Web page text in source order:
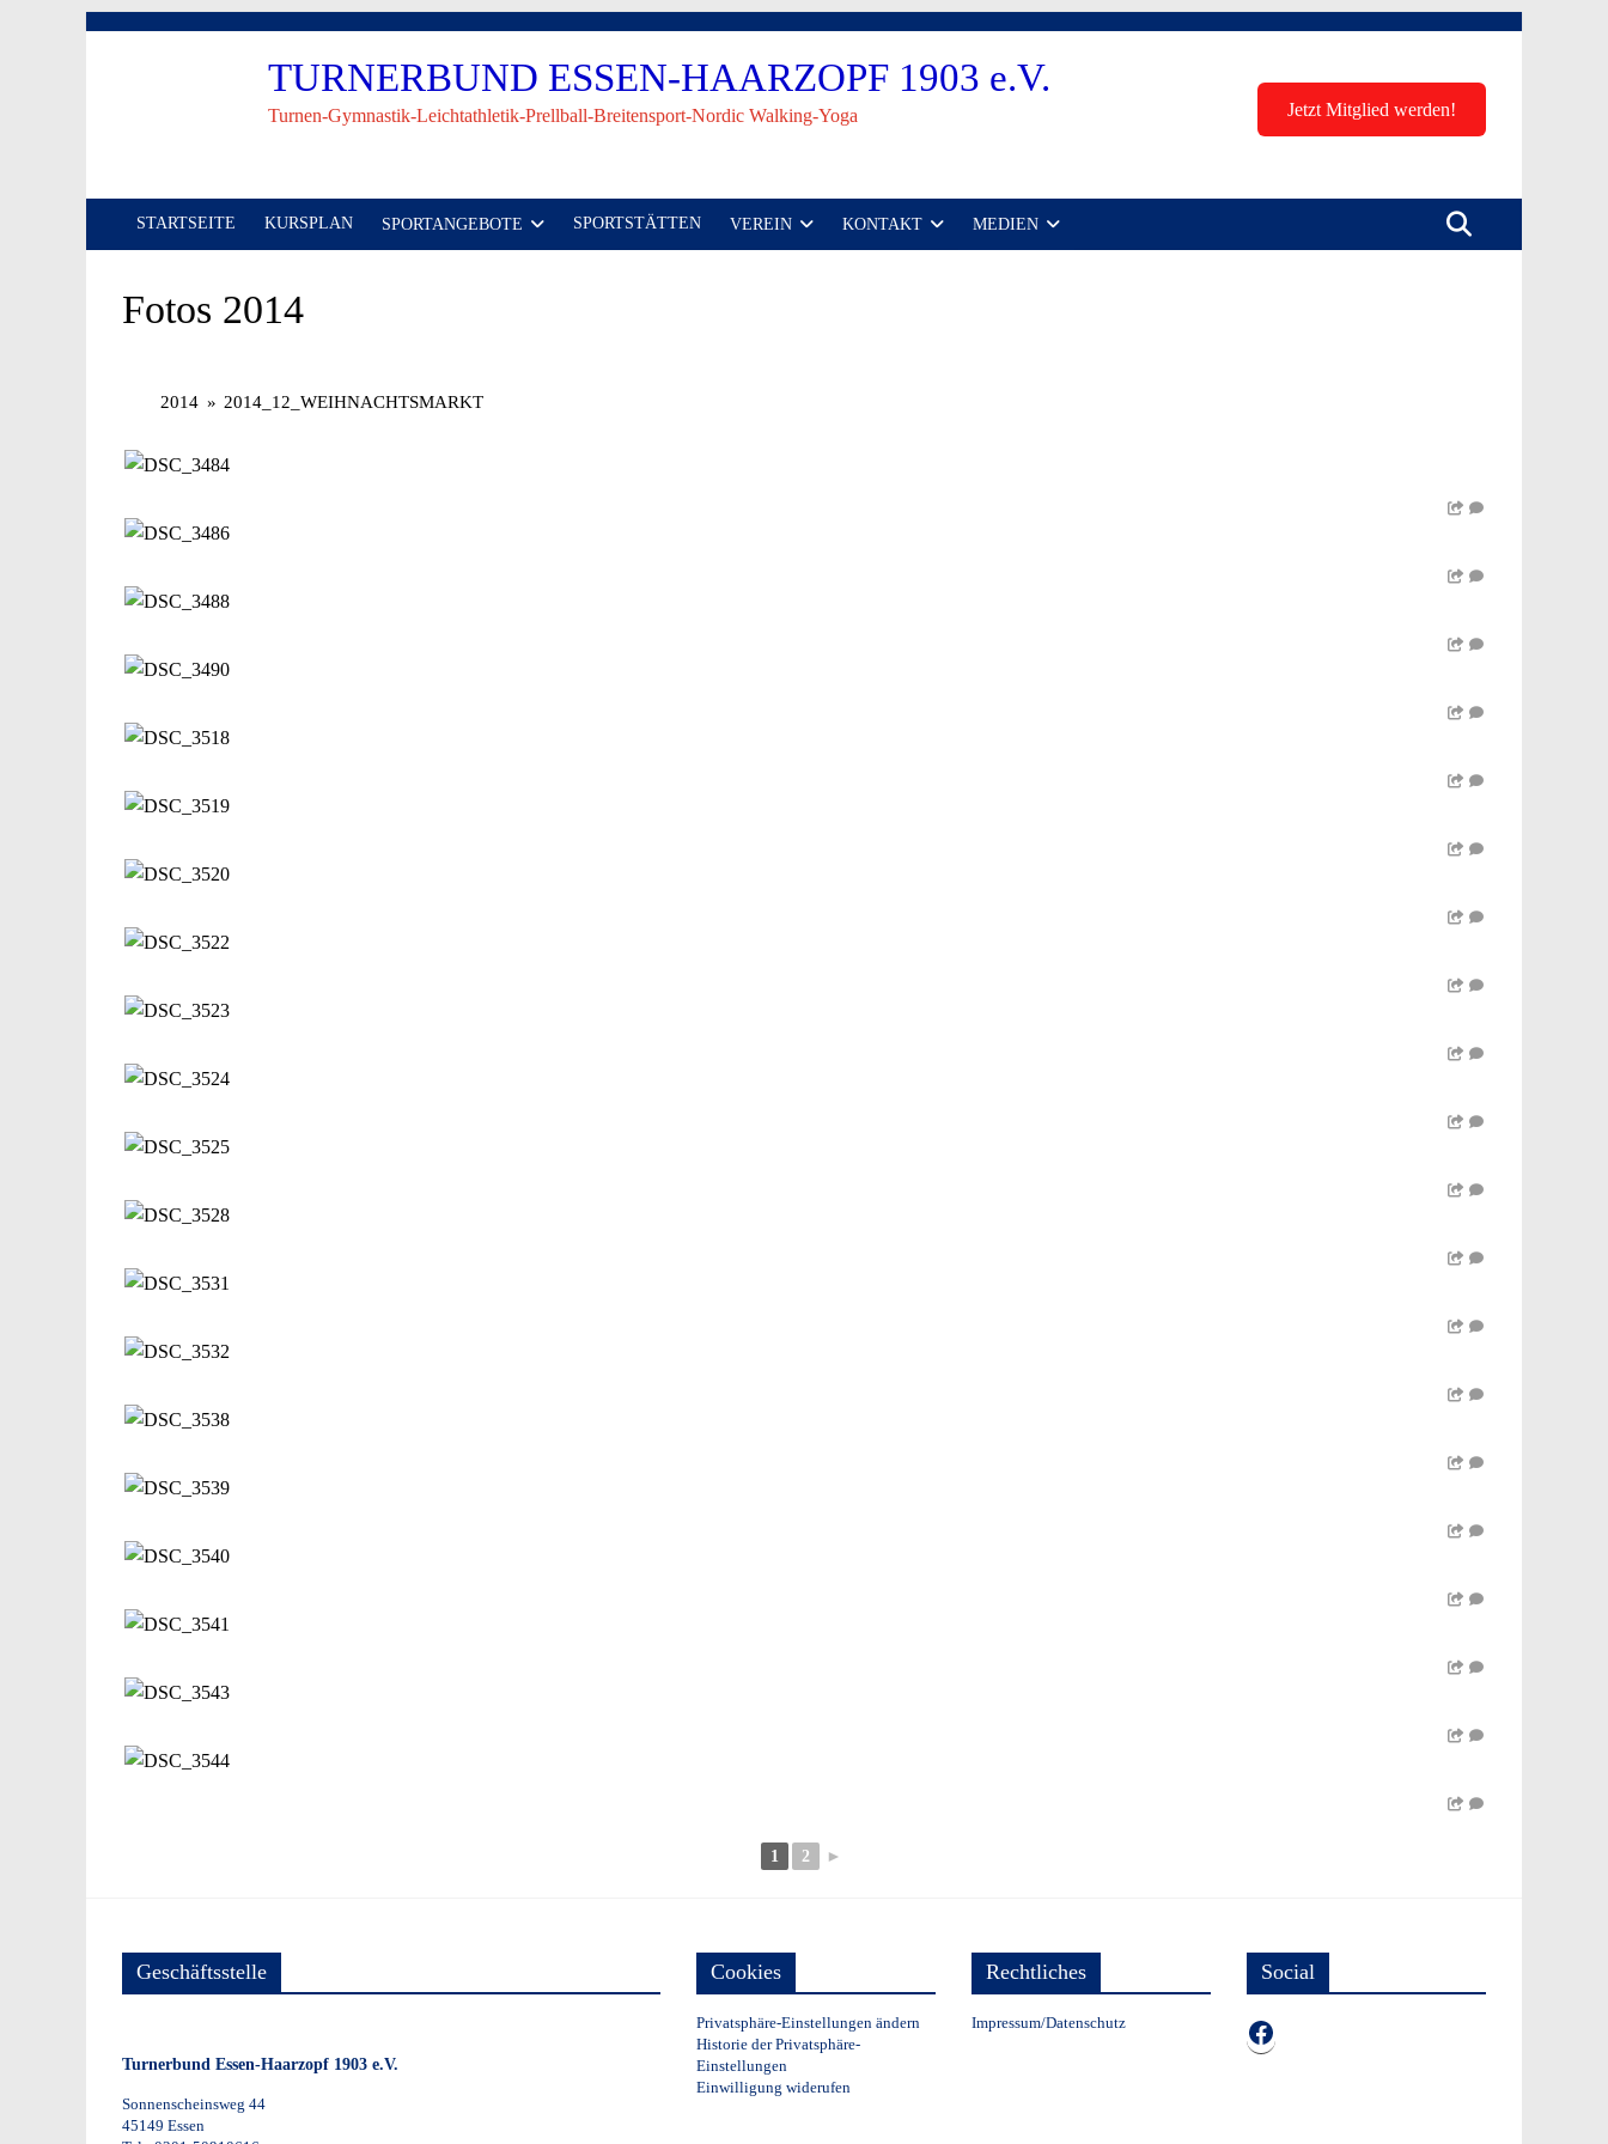
TURNERBUND ESSEN-HAARZOPF 1903 e.V.
Turnen-Gymnastik-Leichtathletik-Prellball-Breitensport-Nordic Walking-Yoga Jetzt Mitglied werden!
STARTSEITE KURSPLAN SPORTANGEBOTE SPORTSTÄTTEN VEREIN KONTAKT MEDIEN
Fotos 2014
2014 » 2014_12_WEIHNACHTSMARKT
1 2 ►
Geschäftsstelle
Turnerbund Essen-Haarzopf 1903 e.V.
Sonnenscheinsweg 44
45149 Essen
Cookies
Privatsphäre-Einstellungen ändern
Historie der Privatsphäre-
Einstellungen
Einwilligung widerufen
Rechtliches
Impressum/Datenschutz
Social
TB auf Facebook